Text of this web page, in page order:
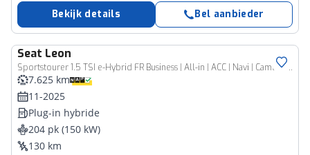
Bekijk details Bel aanbieder
Seat Leon
Sportstourer 1.5 TSI e-Hybrid FR Business | All-in | ACC | Navi | Camera | Keyless
7.625 km
11-2025
Plug-in hybride
204 pk (150 kW)
130 km